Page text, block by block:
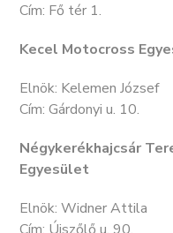
Cím: Fő tér 1.
Kecel Motocross
Elnök: Kelemen József
Cím: Gárdonyi u. 10.
Négykerékhajcsár
Egyesület
Elnök: Widner Attila